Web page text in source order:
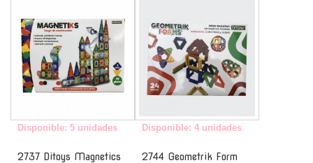
Disponible: 5 unidades
2737 Ditoys Magnetics
Disponible: 4 unidades
2744 Geometrik Form